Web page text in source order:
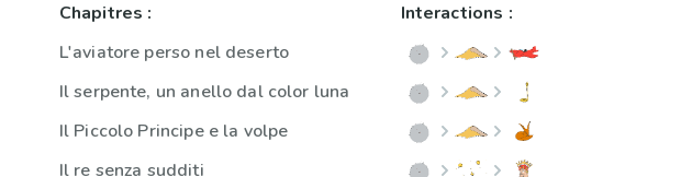
Chapitres :
L'aviatore perso nel deserto
Il serpente, un anello dal color luna
Il Piccolo Principe e la volpe
Il re senza sudditi
Interactions :